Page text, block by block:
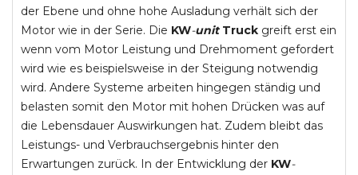
der Ebene und ohne hohe Ausladung verhält sich der
Motor wie in der Serie. Die KW-unit Truck greift erst ein
wenn vom Motor Leistung und Drehmoment gefordert
wird wie es beispielsweise in der Steigung notwendig
wird. Andere Systeme arbeiten hingegen ständig und
belasten somit den Motor mit hohen Drücken was auf
die Lebensdauer Auswirkungen hat. Zudem bleibt das
Leistungs- und Verbrauchsergebnis hinter den
Erwartungen zurück. In der Entwicklung der KW-